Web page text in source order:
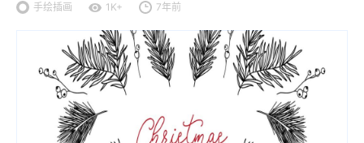
手绘插画 1K+ 7年前